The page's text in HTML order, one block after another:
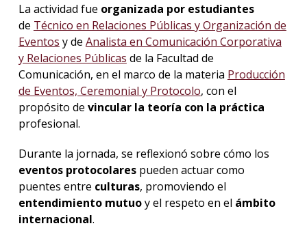
La actividad fue organizada por estudiantes
de Técnico en Relaciones Públicas y Organización de
Eventos y de Analista en Comunicación Corporativa
y Relaciones Públicas de la Facultad de
Comunicación, en el marco de la materia Producción
de Eventos, Ceremonial y Protocolo, con el
propósito de vincular la teoría con la práctica
profesional.
Durante la jornada, se reflexionó sobre cómo los
eventos protocolarespueden actuar como
puentes entre culturas, promoviendo el
entendimiento mutuoy el respeto en el ámbito
internacional.